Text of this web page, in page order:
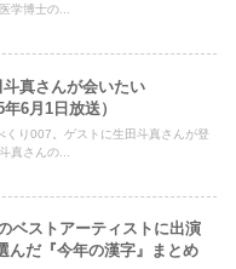
学博士の...
真さんが会いたい
6月1日放送）
り007。ゲストに生田斗真さんが登
真さんの...
ベストアーティストに出演
んだ『今年の漢字』まとめ